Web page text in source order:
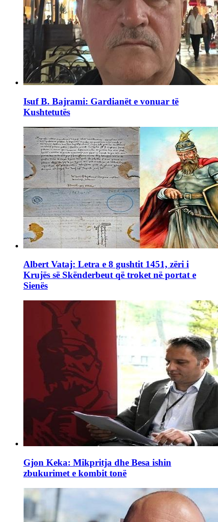
Isuf B. Bajrami: Gardianët e vonuar të
Kushtetutës
Albert Vataj: Letra e 8 gushtit 1451, zëri i
Krujës së Skënderbeut që troket në portat e
Sienës
Gjon Keka: Mikpritja dhe Besa ishin
zbukurimet e kombit tonë